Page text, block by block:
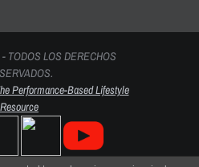
TODOS LOS DERECHOS